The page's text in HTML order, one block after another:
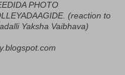
PHOTO
(reaction to
Yaksha Vaibhava)